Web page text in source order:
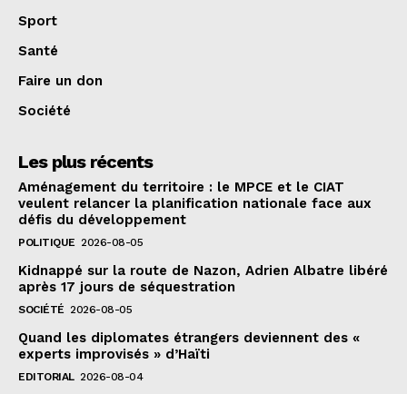
Sport
Santé
Faire un don
Société
Les plus récents
Aménagement du territoire : le MPCE et le CIAT
veulent relancer la planification nationale face aux
défis du développement
POLITIQUE 2026-08-05
Kidnappé sur la route de Nazon, Adrien Albatre libéré
après 17 jours de séquestration
SOCIÉTÉ 2026-08-05
Quand les diplomates étrangers deviennent des «
experts improvisés » d’Haïti
EDITORIAL 2026-08-04